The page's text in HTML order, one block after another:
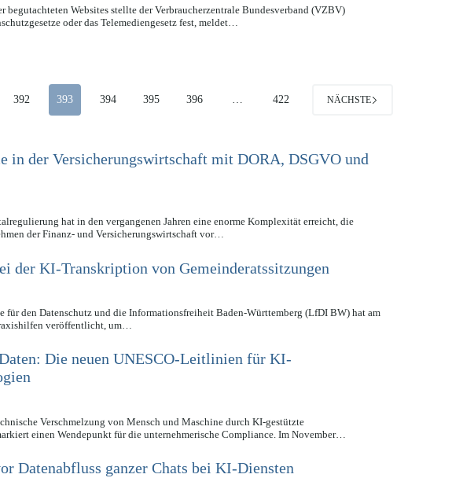
begutachteten Websites stellte der Verbraucherzentrale Bundesverband (VZBV)
oder das Telemediengesetz fest, meldet…
392 393 394 395 396 … 422 NÄCHSTE
in der Versicherungswirtschaft mit DORA, DSGVO und
hat in den vergangenen Jahren eine enorme Komplexität erreicht, die
der Finanz- und Versicherungswirtschaft vor…
der KI-Transkription von Gemeinderatssitzungen
für den Datenschutz und die Informationsfreiheit Baden-Württemberg (LfDI BW) hat am
veröffentlicht, um…
Die neuen UNESCO-Leitlinien für KI-
Verschmelzung von Mensch und Maschine durch KI-gestützte
einen Wendepunkt für die unternehmerische Compliance. Im November…
Datenabfluss ganzer Chats bei KI-Diensten